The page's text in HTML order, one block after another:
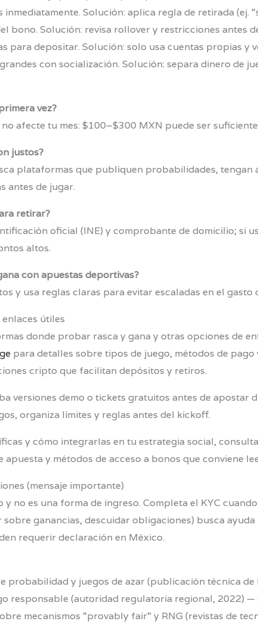
Solución: aplica regla de retirada (ej.
bono. Solución: revisa rollover y restricciones antes
para depositar. Solución: solo usa cuentas propias y
con socialización. Solución: separa dinero de
vez?
afecte tu mes: $100–$300 MXN puede ser
justos?
plataformas que publiquen probabilidades,
antes de jugar.
retirar?
oficial (INE) y comprobante de domicilio; si
altos.
con apuestas deportivas?
y usa reglas claras para evitar escaladas en el gasto
útiles
donde probar rasca y gana y otras opciones de
para detalles sobre tipos de juego, métodos de
cripto que facilitan depósitos y retiros.
versiones demo o tickets gratuitos antes de apostar
organiza límites y reglas antes del kickoff.
y cómo integrarlas en tu estrategia social,
y métodos de acceso a bonos que conviene
(mensaje importante)
y no es una forma de ingreso. Completa el KYC
sobre ganancias, descuidar obligaciones) busca
requerir declaración en México.
probabilidad y juegos de azar (publicación técnica
responsable (autoridad regulatoria regional, 2022) —
mecanismos “provably fair” y RNG (revistas de